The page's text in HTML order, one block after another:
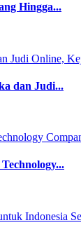
Hingga...
dan Judi...